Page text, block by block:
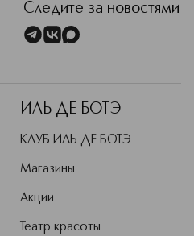
Следите за новостями
ИЛЬ ДЕ БОТЭ
КЛУБ ИЛЬ ДЕ БОТЭ
Магазины
Акции
Театр красоты